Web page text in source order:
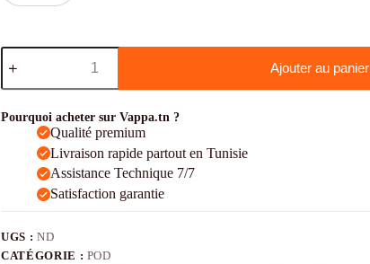
quantité
de
G2
Ajouter au panier
Pourquoi acheter sur Vappa.tn ?
Qualité premium
Livraison rapide partout en Tunisie
Assistance Technique 7/7
Satisfaction garantie
UGS : ND
CATÉGORIE : POD